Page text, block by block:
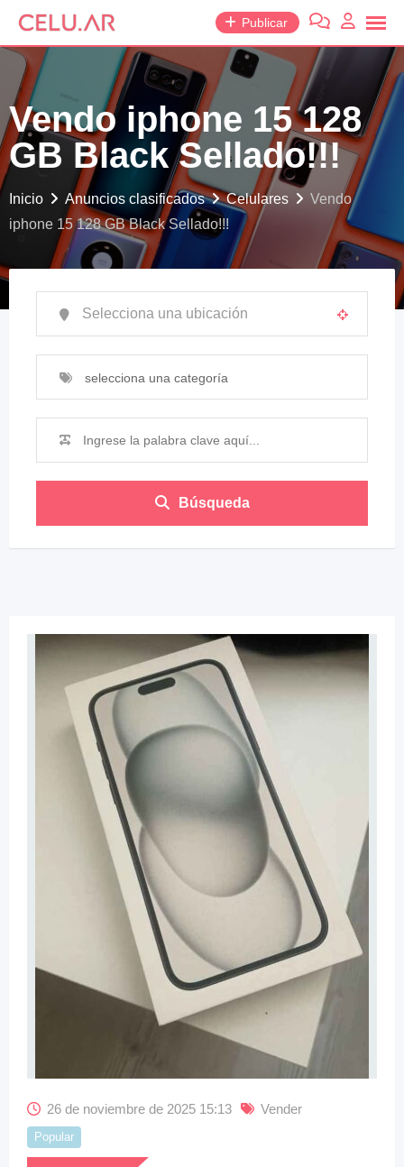
saltar
contenido
Publicar
Vendo iphone 15 128
GB Black Sellado!!!
Inicio Anuncios clasificados Celulares
Vendo
iphone 15 128 GB Black Sellado!!!
selecciona una categoría
Búsqueda
26 de noviembre de 2025 15:13 Vender
Popular